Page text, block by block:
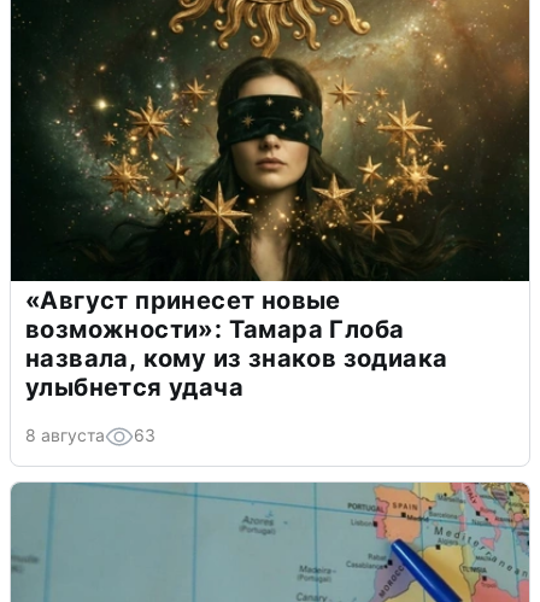
«Август принесет новые
возможности»: Тамара Глоба
назвала, кому из знаков зодиака
улыбнется удача
8 августа 63